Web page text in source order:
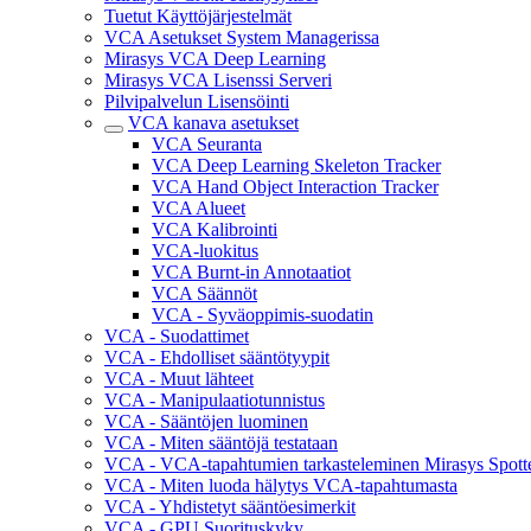
Tuetut Käyttöjärjestelmät
VCA Asetukset System Managerissa
Mirasys VCA Deep Learning
Mirasys VCA Lisenssi Serveri
Pilvipalvelun Lisensöinti
VCA kanava asetukset
VCA Seuranta
VCA Deep Learning Skeleton Tracker
VCA Hand Object Interaction Tracker
VCA Alueet
VCA Kalibrointi
VCA-luokitus
VCA Burnt-in Annotaatiot
VCA Säännöt
VCA - Syväoppimis-suodatin
VCA - Suodattimet
VCA - Ehdolliset sääntötyypit
VCA - Muut lähteet
VCA - Manipulaatiotunnistus
VCA - Sääntöjen luominen
VCA - Miten sääntöjä testataan
VCA - VCA-tapahtumien tarkasteleminen Mirasys
VCA - Miten luoda hälytys VCA-tapahtumasta
VCA - Yhdistetyt sääntöesimerkit